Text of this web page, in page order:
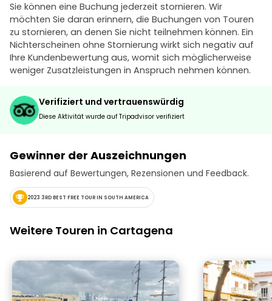
Sie können eine Buchung jederzeit stornieren. Wir
möchten Sie daran erinnern, die Buchungen von Touren
zu stornieren, an denen Sie nicht teilnehmen können. Ein
Nichterscheinen ohne Stornierung wirkt sich negativ auf
Ihre Kundenbewertung aus, womit sich möglicherweise
weniger Zusatzleistungen in Anspruch nehmen können.
Verifiziert und vertrauenswürdig
Diese Aktivität wurde auf Tripadvisor verifiziert
Gewinner der Auszeichnungen
Basierend auf Bewertungen, Rezensionen und Feedback.
2023 3RD BEST FREE TOUR IN SOUTH AMERICA
Weitere Touren in Cartagena